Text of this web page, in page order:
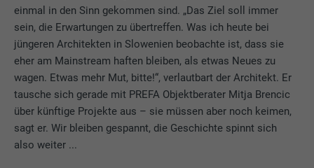
einmal in den Sinn gekommen sind. „Das Ziel soll immer
sein, die Erwartungen zu übertreffen. Was ich heute bei
jüngeren Architekten in Slowenien beobachte ist, dass sie
eher am Mainstream haften bleiben, als etwas Neues zu
wagen. Etwas mehr Mut, bitte!“, verlautbart der Architekt. Er
tausche sich gerade mit PREFA Objektberater Mitja Brencic
über künftige Projekte aus – sie müssen aber noch keimen,
sagt er. Wir bleiben gespannt, die Geschichte spinnt sich
also weiter ...